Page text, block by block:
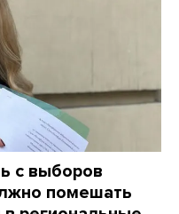
с выборов
помешать